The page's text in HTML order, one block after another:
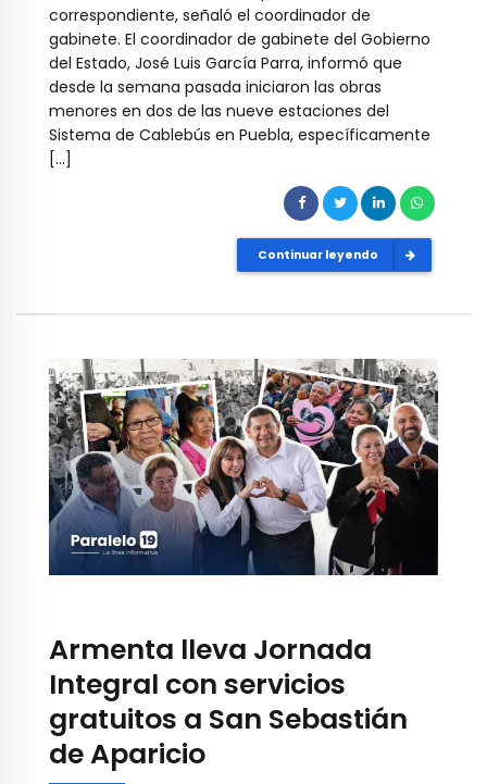
correspondiente, señaló el coordinador de
gabinete. El coordinador de gabinete del Gobierno
del Estado, José Luis García Parra, informó que
desde la semana pasada iniciaron las obras
menores en dos de las nueve estaciones del
Sistema de Cablebús en Puebla, específicamente
[…]
Continuar leyendo
Armenta lleva Jornada
Integral con servicios
gratuitos a San Sebastián
de Aparicio